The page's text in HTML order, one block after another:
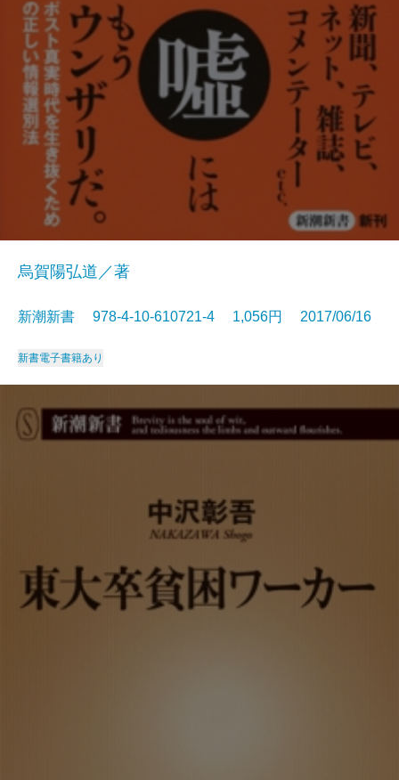
烏賀陽弘道／著
新潮新書 978-4-10-610721-4 1,056円 2017/06/16
新書電子書籍あり